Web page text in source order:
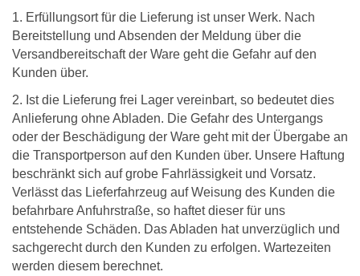
1. Erfüllungsort für die Lieferung ist unser Werk. Nach
Bereitstellung und Absenden der Meldung über die
Versandbereitschaft der Ware geht die Gefahr auf den
Kunden über.
2. Ist die Lieferung frei Lager vereinbart, so bedeutet dies
Anlieferung ohne Abladen. Die Gefahr des Untergangs
oder der Beschädigung der Ware geht mit der Übergabe an
die Transportperson auf den Kunden über. Unsere Haftung
beschränkt sich auf grobe Fahrlässigkeit und Vorsatz.
Verlässt das Lieferfahrzeug auf Weisung des Kunden die
befahrbare Anfuhrstraße, so haftet dieser für uns
entstehende Schäden. Das Abladen hat unverzüglich und
sachgerecht durch den Kunden zu erfolgen. Wartezeiten
werden diesem berechnet.